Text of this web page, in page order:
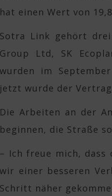
hat einen Wert von
Sotra Link gehört
Group Ltd, SK
wurden im
jetzt wurde der
Die Arbeiten an der
beginnen, die Straße
– Ich freue mich,
wir einer besseren
Schritt näher